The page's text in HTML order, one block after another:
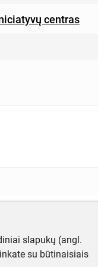
centras
slapukų (angl.
su būtinaisiais